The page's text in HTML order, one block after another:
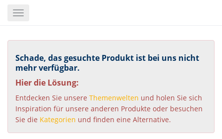
content
Toggle
Schade, das gesuchte Produkt ist bei uns nicht
mehr verfügbar.
Hier die Lösung:
Entdecken Sie unsere Themenwelten und holen Sie sich
Inspiration für unsere anderen Produkte oder besuchen
Sie die Kategorien und finden eine Alternative.